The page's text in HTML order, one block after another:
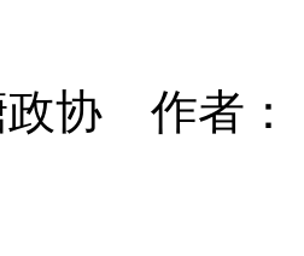
政协 作者